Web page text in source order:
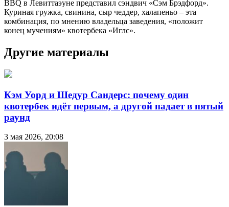
BBQ в Левиттаэуне представил сэндвич «Сэм Брэдфорд».
Куриная гружка, свинина, сыр чеддер, халапеньо – эта
комбинация, по мнению владельца заведения, «положит
конец мучениям» квотербека «Иглс».
Другие материалы
Кэм Уорд и Шедур Сандерс: почему один
квотербек идёт первым, а другой падает в пятый
раунд
3 мая 2026, 20:08